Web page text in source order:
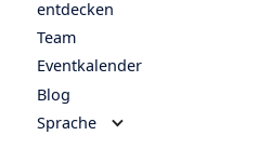
entdecken
Team
Eventkalender
Blog
Sprache